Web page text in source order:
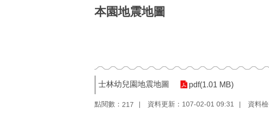
本園地震地圖
士林幼兒園地震地圖 pdf(1.01 MB)
點閱數： 217 資料更新：107-02-01 09:31 資料